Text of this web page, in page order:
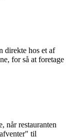
direkte hos et af
for så at foretage
når restauranten
til